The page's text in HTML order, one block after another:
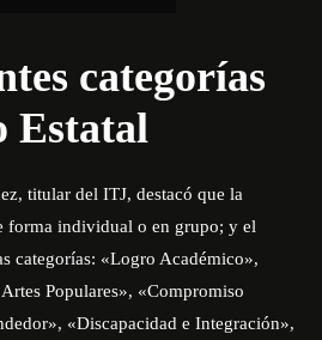
categorías
Estatal
titular del ITJ, destacó que la
forma individual o en grupo; y el
categorías: «Logro Académico»,
Populares», «Compromiso
«Discapacidad e Integración»,